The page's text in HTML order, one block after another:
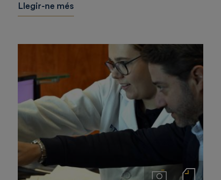
Llegir-ne més
ImágenesNotas de prensa